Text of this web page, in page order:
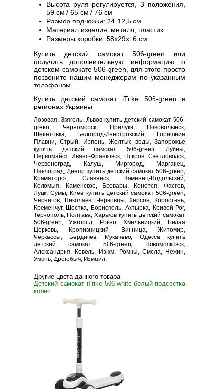
Высота руля регулируется, 3 положения,
59 см / 65 см / 76 см
Размер подножки: 24-12,5 см
Материал изделия: металл, пластик
Размеры коробки: 58х29х16 см
Купить детский самокат 506-green или
получить дополнительную информацию о
детском самокате 506-green, для этого просто
позвоните нашим менеджерам по указанным
телефонам.
Купить детский самокат iTrike 506-green в
регионах Украины
Лозовая, Звягель, Львов купить детский самокат 506-
green, Черноморск, Прилуки, Нововолынск,
Шепетовка, Белгород-Днестровский, Горишние
Плавни, Стрый, Ирпень, Желтые воды, Запорожье
купить детский самокат 506-green, Лубны,
Первомайск, Ивано-Франковск, Покров, Светловодск,
Червоноград, Калуш, Миргород, Марганец,
Павлоград, Днепр купить детский самокат 506-green,
Краматорск, Славянск, Каменец-Подольский,
Коломыя, Каменское, Бровары, Конотоп, Фастов,
Луцк, Сумы, Киев купить детский самокат 506-green,
Чернигов, Николаев, Черновцы, Херсон, Коростень,
Кременчуг, Шостка, Борисполь, Ахтырка, Кривой Рог,
Тернополь, Полтава, Харьков купить детский самокат
506-green, Ужгород, Ровно, Хмельницкий, Белая
Церковь, Кропивницкий, Винница, Житомир,
Черкассы, Бердичев, Мукачево, Одесса купить
детский самокат 506-green, Новомосковск,
Александрия, Ковель, Изюм, Ромны, Смела, Нежин,
Умань, Дрогобыч, Измаил.
Другие цвета данного товара
Детский самокат iTrike 506-white белый подсветка
колес